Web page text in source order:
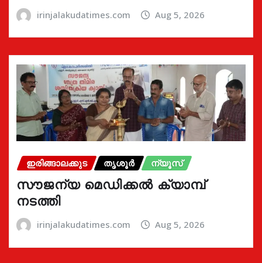
irinjalakudatimes.com Aug 5, 2026
ഇരിങ്ങാലക്കുട തൃശൂർ ന്യൂസ്
സൗജന്യ മെഡിക്കൽ ക്യാമ്പ്
നടത്തി
irinjalakudatimes.com Aug 5, 2026